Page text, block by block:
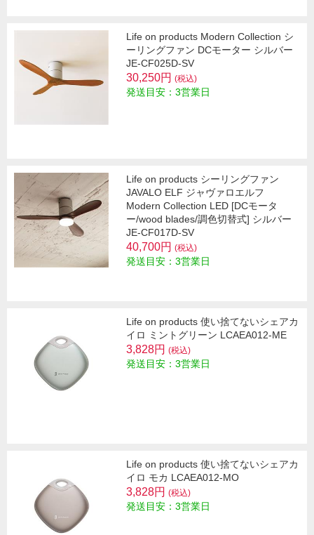
Life on products Modern Collection シ
ーリングファン DCモーター シルバー
JE-CF025D-SV
30,250円 (税込)
発送目安：3営業日
Life on products シーリングファン
JAVALO ELF ジャヴァロエルフ
Modern Collection LED [DCモータ
ー/wood blades/調色切替式] シルバー
JE-CF017D-SV
40,700円 (税込)
発送目安：3営業日
Life on products 使い捨てないシェアカ
イロ ミントグリーン LCAEA012-ME
3,828円 (税込)
発送目安：3営業日
Life on products 使い捨てないシェアカ
イロ モカ LCAEA012-MO
3,828円 (税込)
発送目安：3営業日